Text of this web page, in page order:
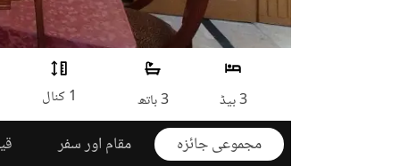
3 بیڈ 3 باتھ 1 کنال
مجموعی جائزہ مقام اور سفر